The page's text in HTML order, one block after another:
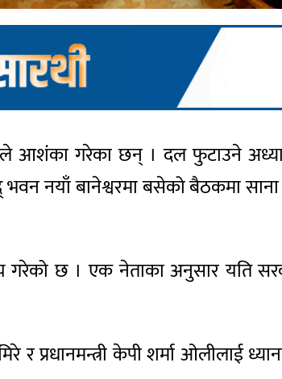
गरेका छन् । दल फुटाउने
नयाँ बानेश्वरमा बसेको बैठकमा
गरेको छ । एक नेताका अनुसार यति
र प्रधानमन्त्री केपी शर्मा ओलीलाई